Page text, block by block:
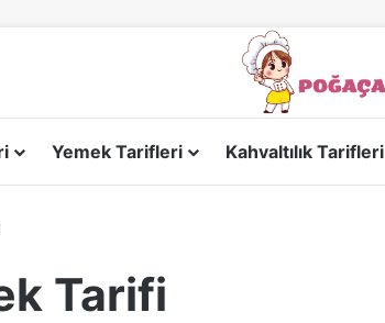
Yemek Tarifleri Kahvaltılık Tarifleri
Tarifi